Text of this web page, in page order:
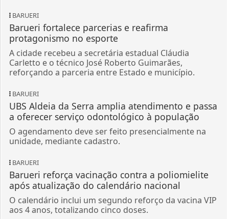
BARUERI
Barueri fortalece parcerias e reafirma
protagonismo no esporte
A cidade recebeu a secretária estadual Cláudia
Carletto e o técnico José Roberto Guimarães,
reforçando a parceria entre Estado e município.
BARUERI
UBS Aldeia da Serra amplia atendimento e passa
a oferecer serviço odontológico à população
O agendamento deve ser feito presencialmente na
unidade, mediante cadastro.
BARUERI
Barueri reforça vacinação contra a poliomielite
após atualização do calendário nacional
O calendário inclui um segundo reforço da vacina VIP
aos 4 anos, totalizando cinco doses.